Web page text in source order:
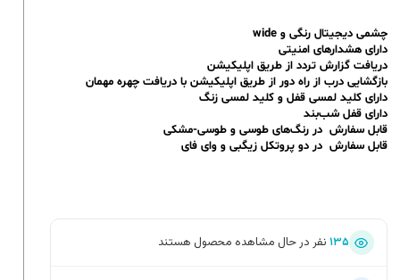
چشمی دیجیتال رنگی و wide
دارای هشدارهای امنیتی
دریافت گزارش تردد از طریق اپلیکیشن
بازگشایی درب از راه دور از طریق اپلیکیشن با دریافت چهره مهمان
دارای کلید لمسی قفل و کلید لمسی زنگ
دارای قفل شب‌بند
قابل سفارش در رنگ‌های طوسی و طوسی-مشکی
قابل سفارش در دو پروتکل زیگبی و وای فای
۱۳۵ نفر در حال مشاهده محصول هستند